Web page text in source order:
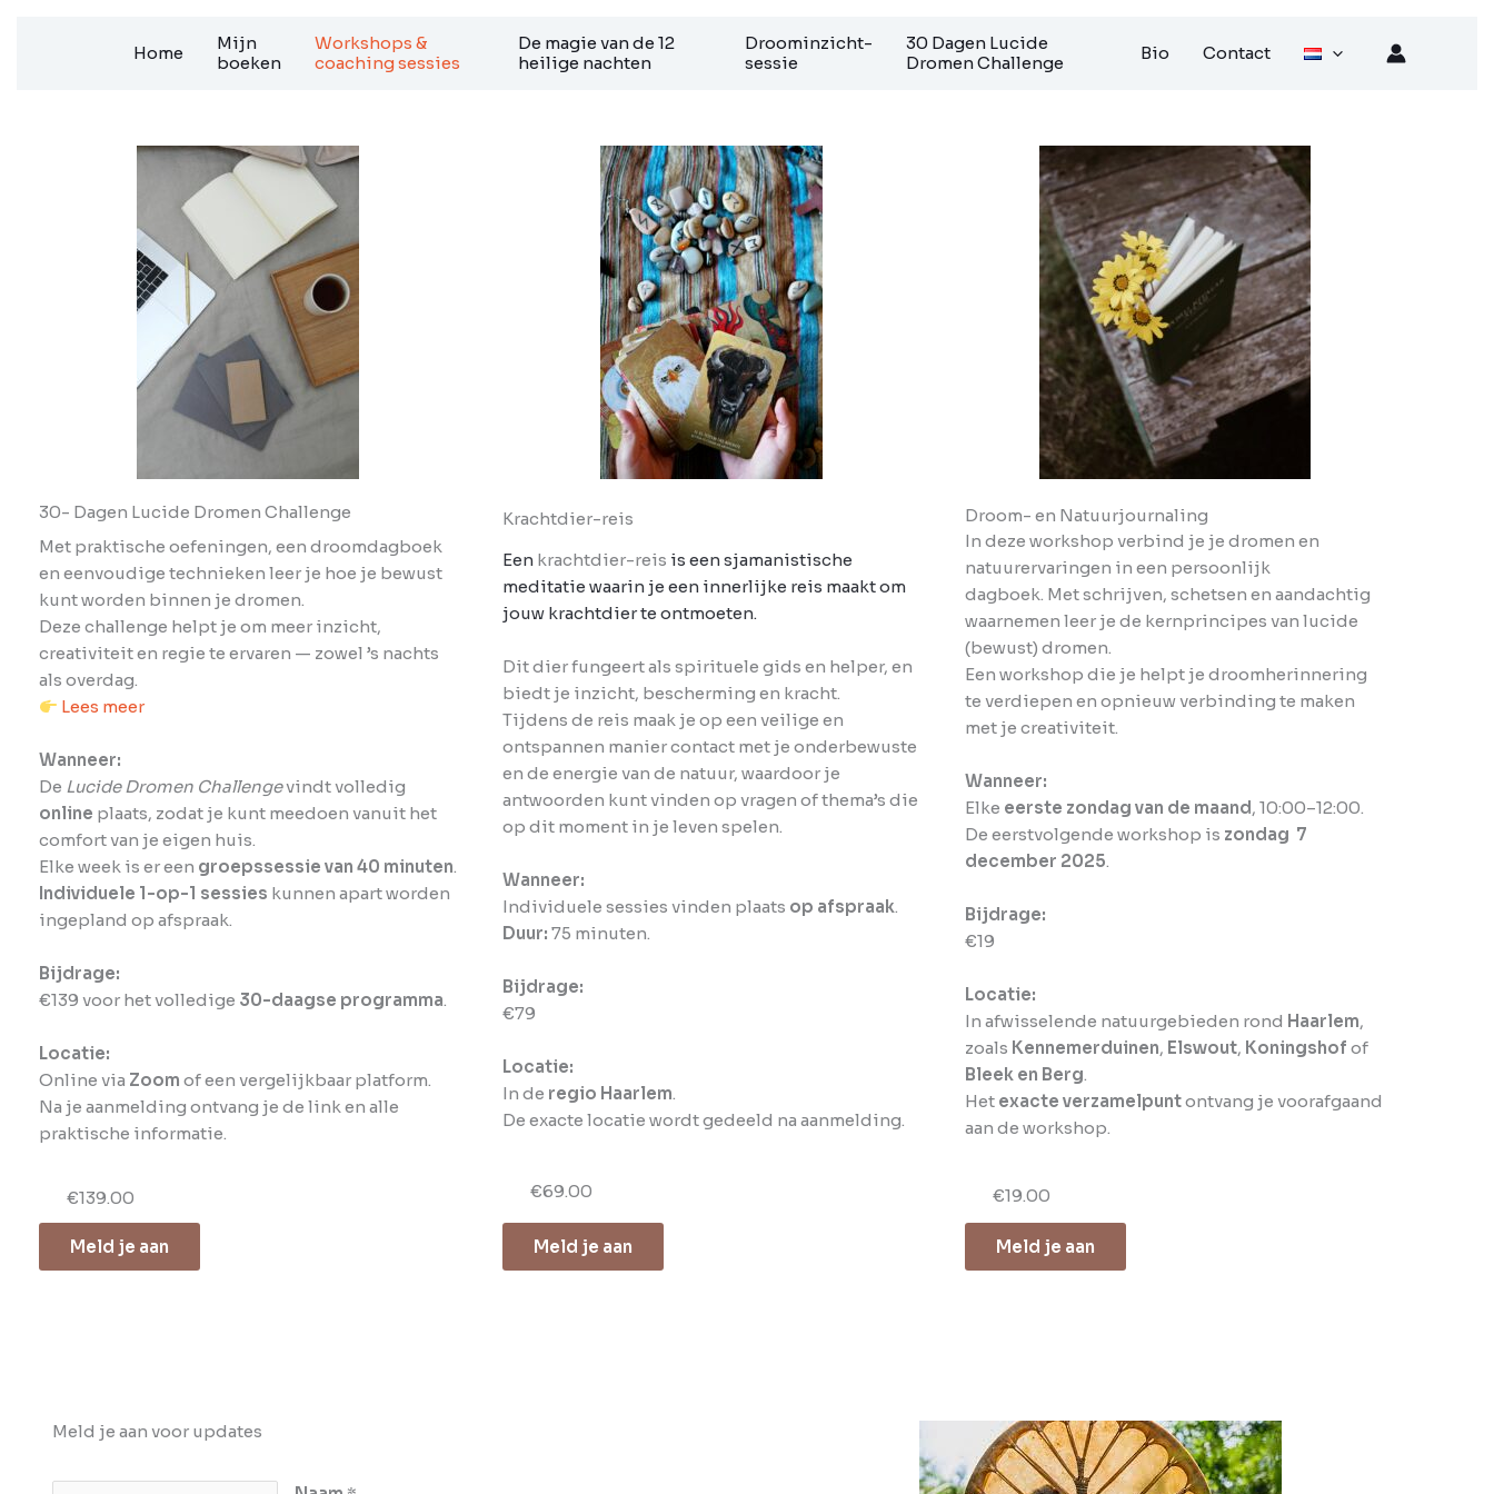
Home
Mijn
boeken
Workshops &
coaching sessies
De magie van de 12
heilige nachten
Droominzicht-
sessie
30 Dagen Lucide
Dromen Challenge
Bio Contact
30- Dagen Lucide Dromen Challenge
Met praktische oefeningen, een droomdagboek
en eenvoudige technieken leer je hoe je bewust
kunt worden binnen je dromen.
Deze challenge helpt je om meer inzicht,
creativiteit en regie te ervaren — zowel ’s nachts
als overdag.
Lees meer
Wanneer:
De Lucide Dromen Challengevindt volledig
online plaats, zodat je kunt meedoen vanuit het
comfort van je eigen huis.
Elke week is er een groepssessie van 40 minuten.
Individuele 1-op-1 sessies kunnen apart worden
ingepland op afspraak.
Bijdrage:
€139 voor het volledige 30-daagse programma.
Locatie:
Online via Zoom of een vergelijkbaar platform.
Na je aanmelding ontvang je de link en alle
praktische informatie.
€139.00
Meld je aan
Krachtdier-reis
Een krachtdier-reis is een sjamanistische
meditatie waarin je een innerlijke reis maakt om
jouw krachtdier te ontmoeten.
Dit dier fungeert als spirituele gids en helper, en
biedt je inzicht, bescherming en kracht.
Tijdens de reis maak je op een veilige en
ontspannen manier contact met je onderbewuste
en de energie van de natuur, waardoor je
antwoorden kunt vinden op vragen of thema’s die
op dit moment in je leven spelen.
Wanneer:
Individuele sessies vinden plaats op afspraak.
Duur: 75 minuten.
Bijdrage:
€79
Locatie:
In de regio Haarlem.
De exacte locatie wordt gedeeld na aanmelding.
€69.00
Meld je aan
Droom- en Natuurjournaling
In deze workshop verbind je je dromen en
natuurervaringen in een persoonlijk
dagboek. Met schrijven, schetsen en aandachtig
waarnemen leer je de kernprincipes van lucide
(bewust) dromen.
Een workshop die je helpt je droomherinnering
te verdiepen en opnieuw verbinding te maken
met je creativiteit.
Wanneer:
Elke eerste zondag van de maand, 10:00–12:00.
De eerstvolgende workshop is zondag 7
december 2025.
Bijdrage:
€19
Locatie:
In afwisselende natuurgebieden rond Haarlem,
zoals Kennemerduinen, Elswout, Koningshof of
Bleek en Berg.
Het exacte verzamelpuntontvang je voorafgaand
aan de workshop.
€19.00
Meld je aan
Meld je aan voor updates